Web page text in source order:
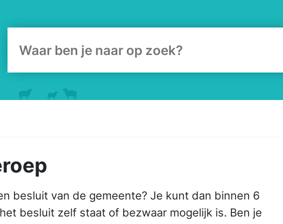
besluit van de gemeente? Je kunt dan binnen 6
besluit zelf staat of bezwaar mogelijk is. Ben je